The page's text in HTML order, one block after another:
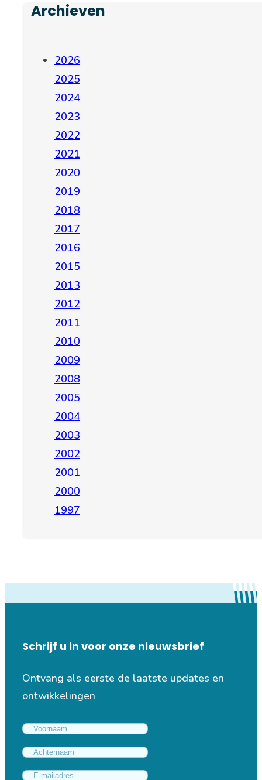
Archieven
2026
2025
2024
2023
2022
2021
2020
2019
2018
2017
2016
2015
2013
2012
2011
2010
2009
2008
2005
2004
2003
2002
2001
2000
1997
Schrijf u in voor onze nieuwsbrief
Ontvang als eerste de laatste updates en
ontwikkelingen